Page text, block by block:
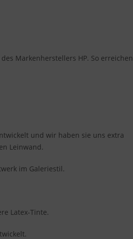
des Markenherstellers HP. So erreichen
und wir haben sie uns extra
Leinwand.
im Galeriestil.
Latex-Tinte.